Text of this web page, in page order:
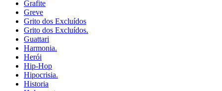
Grafite
Greve
Grito dos Excluídos
Grito dos Excluídos.
Guattari
Harmonia.
Herói
Hip-Hop
Hipocrisia.
Historia